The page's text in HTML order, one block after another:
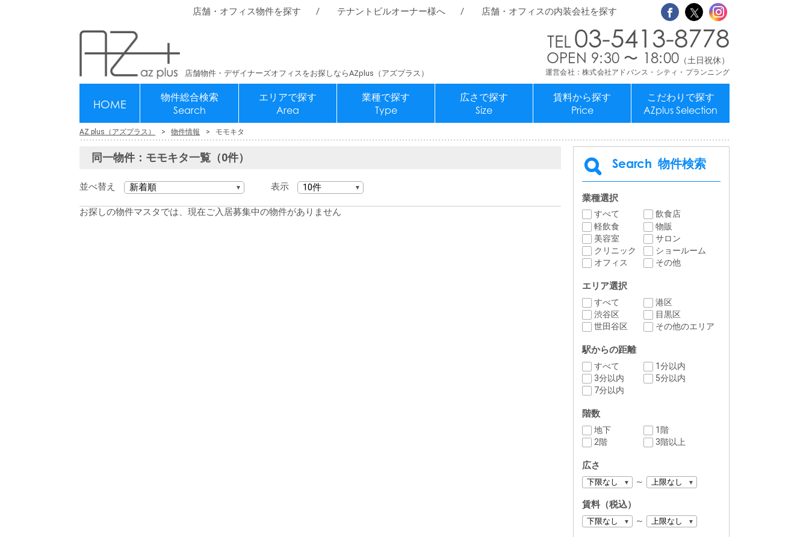
店舗物件・デザイナーズオフィスをお探しならAZplus（アズプラス）
店舗・オフィス物件を探す テナントビルオーナー様へ 店舗・オフィスの内装会社を探す
HOME
物件総合検索
Search
エリアで探す
Area
業種で探す
Type
広さで探す
Size
賃料から探す
Price
こだわりで探す
AZplus Selection
03-5413-8778
OPEN 9:30 〜 18:00 （土日祝休）
運営会社：株式会社アドバンス・シティ・プランニング
AZ plus（アズプラス） 物件情報 モモキタ
同一物件：モモキタ一覧（0件）
並べ替え 表示
お探しの物件マスタでは、現在ご入居募集中の物件がありません
Search 物件検索
業種選択
すべて
飲食店
軽飲食
物販
美容室
サロン
クリニック
ショールーム
オフィス
その他
エリア選択
すべて
港区
渋谷区
目黒区
世田谷区
その他のエリア
駅からの距離
すべて
1分以内
3分以内
5分以内
7分以内
階数
地下
1階
2階
3階以上
広さ
～
賃料（税込）
～